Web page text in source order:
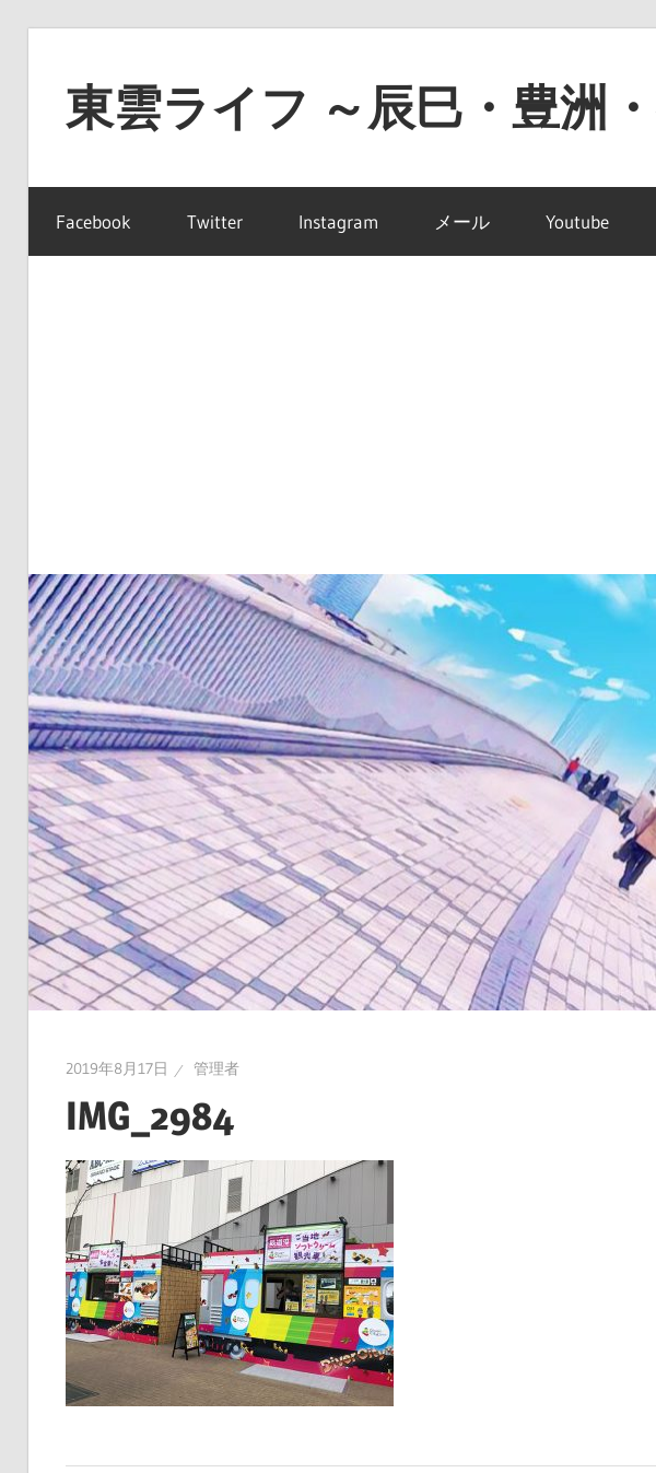
東雲ライフ ～辰巳・豊洲
雲
ラ
イ
き
ど
き
お
台
場
～
Facebook Twitter Instagram メール Youtube
2019年8月17日 管理者
IMG_2984